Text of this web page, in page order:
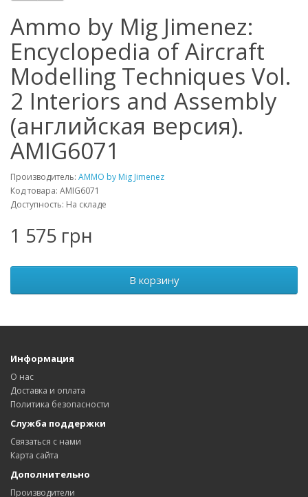
Ammo by Mig Jimenez:
Encyclopedia of Aircraft
Modelling Techniques Vol.
2 Interiors and Assembly
(английская версия).
AMIG6071
Производитель: AMMO by Mig Jimenez
Код товара: AMIG6071
Доступность: На складе
1 575 грн
В корзину
Информация
О нас
Доставка и оплата
Политика безопасности
Служба поддержки
Связаться с нами
Карта сайта
Дополнительно
Производители